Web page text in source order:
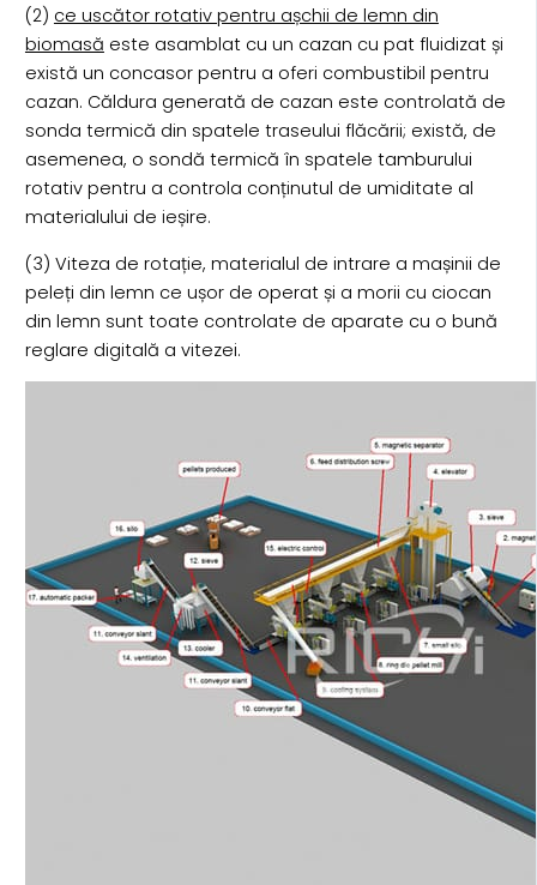
(2) ce uscător rotativ pentru așchii de lemn din
biomasă este asamblat cu un cazan cu pat fluidizat și
există un concasor pentru a oferi combustibil pentru
cazan. Căldura generată de cazan este controlată de
sonda termică din spatele traseului flăcării; există, de
asemenea, o sondă termică în spatele tamburului
rotativ pentru a controla conținutul de umiditate al
materialului de ieșire.
(3) Viteza de rotație, materialul de intrare a mașinii de
peleți din lemn ce ușor de operat și a morii cu ciocan
din lemn sunt toate controlate de aparate cu o bună
reglare digitală a vitezei.